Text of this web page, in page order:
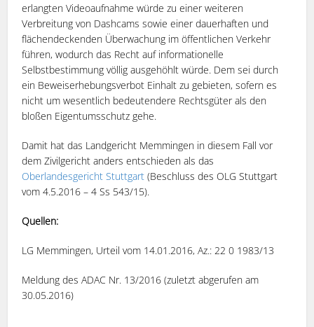
erlangten Videoaufnahme würde zu einer weiteren
Verbreitung von Dashcams sowie einer dauerhaften und
flächendeckenden Überwachung im öffentlichen Verkehr
führen, wodurch das Recht auf informationelle
Selbstbestimmung völlig ausgehöhlt würde. Dem sei durch
ein Beweiserhebungsverbot Einhalt zu gebieten, sofern es
nicht um wesentlich bedeutendere Rechtsgüter als den
bloßen Eigentumsschutz gehe.
Damit hat das Landgericht Memmingen in diesem Fall vor
dem Zivilgericht anders entschieden als das
Oberlandesgericht Stuttgart (Beschluss des OLG Stuttgart
vom 4.5.2016 – 4 Ss 543/15).
Quellen:
LG Memmingen, Urteil vom 14.01.2016, Az.: 22 0 1983/13
Meldung des ADAC Nr. 13/2016 (zuletzt abgerufen am
30.05.2016)